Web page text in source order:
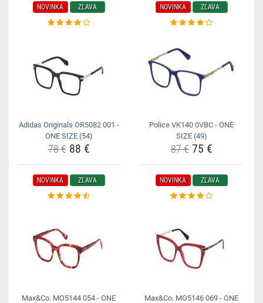
NOVINKA ZĽAVA
Adidas Originals OR5082 001 -
ONE SIZE (54)
78 €88 €
NOVINKA ZĽAVA
Police VK140 0VBC - ONE
SIZE (49)
87 €75 €
NOVINKA ZĽAVA
Max&Co. MO5144 054 - ONE
NOVINKA ZĽAVA
Max&Co. MO5146 069 - ONE